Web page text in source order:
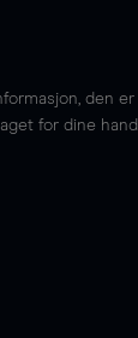
den
for dine